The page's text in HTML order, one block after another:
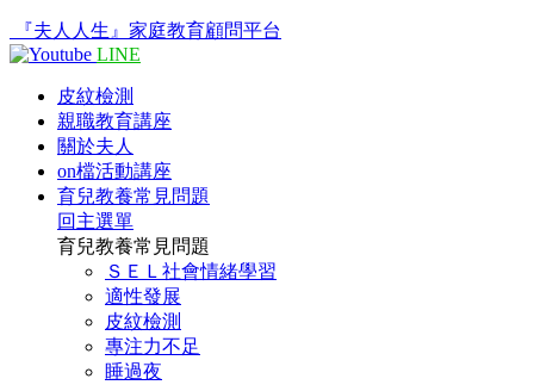
『夫人人生』家庭教育顧問平台
LINE
皮紋檢測
親職教育講座
關於夫人
on檔活動講座
育兒教養常見問題
回主選單
育兒教養常見問題
ＳＥＬ社會情緒學習
適性發展
皮紋檢測
專注力不足
睡過夜